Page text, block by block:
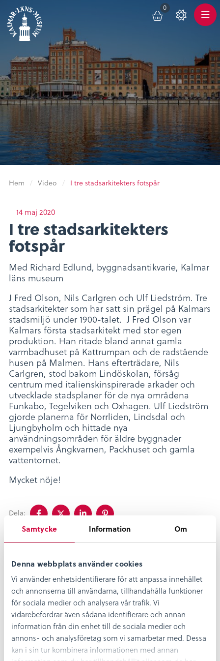
Samtycke Information Om
Denna webbplats använder cookies
Vi använder enhetsidentifierare för att anpassa innehållet
och annonserna till användarna, tillhandahålla funktioner
för sociala medier och analysera vår trafik. Vi
vidarebefordrar även sådana identifierare och annan
information från din enhet till de sociala medier och
annons- och analysföretag som vi samarbetar med. Dessa
kan i sin tur kombinera informationen med annan
Varukorg
0 Toggle
Color
Scheme
Meny
Hem / Video / I tre stadsarkitekters fotspår
14 maj 2020
I tre stadsarkitekters
fotspår
Med Richard Edlund, byggnadsantikvarie, Kalmar
läns museum
J Fred Olson, Nils Carlgren och Ulf Liedström. Tre
stadsarkitekter som har satt sin prägel på Kalmars
stadsmiljö under 1900-talet. J Fred Olson var
Kalmars första stadsarkitekt med stor egen
produktion. Han ritade bland annat gamla
varmbadhuset på Kattrumpan och de radstående
husen på Malmen. Hans efterträdare, Nils
Carlgren, stod bakom Lindöskolan, försåg
centrum med italienskinspirerade arkader och
utvecklade stadsplaner för de nya områdena
Funkabo, Tegelviken och Oxhagen. Ulf Liedström
gjorde planerna för Norrliden, Lindsdal och
Ljungbyholm och hittade nya
användningsområden för äldre byggnader
exempelvis Ångkvarnen, Packhuset och gamla
vattentornet.
Mycket nöje!
Dela:
Dela
på
facebook
Dela
på
twitter
Dela
på
linkedin
på
pinterest
Byggnadsvård1/6
5:58
I tre stadsarkitekters fotspår
Sandby borg, barnen och resevanor
på järnåldern